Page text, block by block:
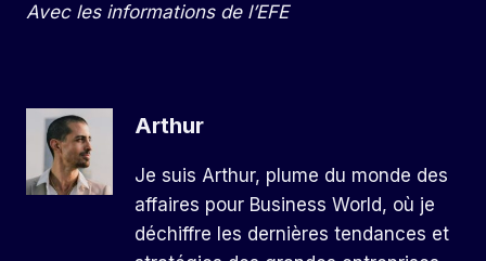
Avec les informations de l’EFE
Arthur
Je suis Arthur, plume du monde des
affaires pour Business World, où je
déchiffre les dernières tendances et